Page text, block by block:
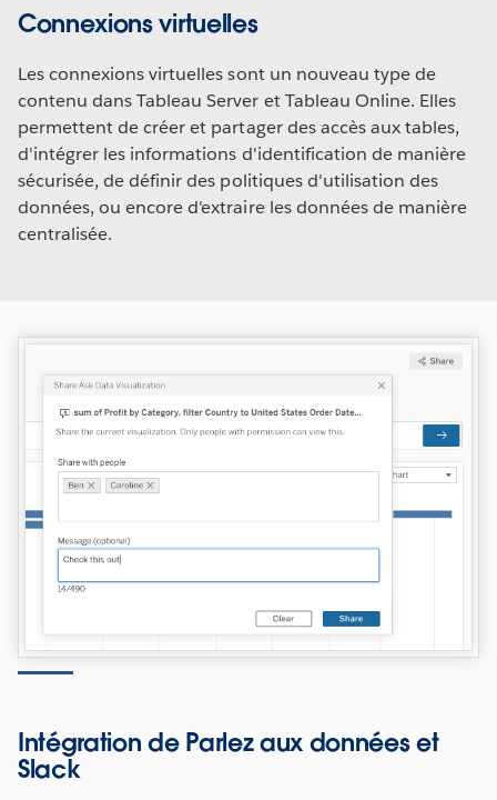
Connexions virtuelles
Les connexions virtuelles sont un nouveau type de
contenu dans Tableau Server et Tableau Online. Elles
permettent de créer et partager des accès aux tables,
d'intégrer les informations d'identification de manière
sécurisée, de définir des politiques d'utilisation des
données, ou encore d'extraire les données de manière
centralisée.
Intégration de Parlez aux données et
Slack